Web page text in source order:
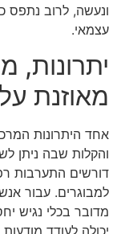
ונעשה, לרוב נתפס
עצמאי.
יתרונות,
מאוזנת
אחד היתרונות
והקלות שבה ניתן
דורשים התערבות
למבוגרים. עבור
מדובר בכלי נגיש
יכולה לעודד